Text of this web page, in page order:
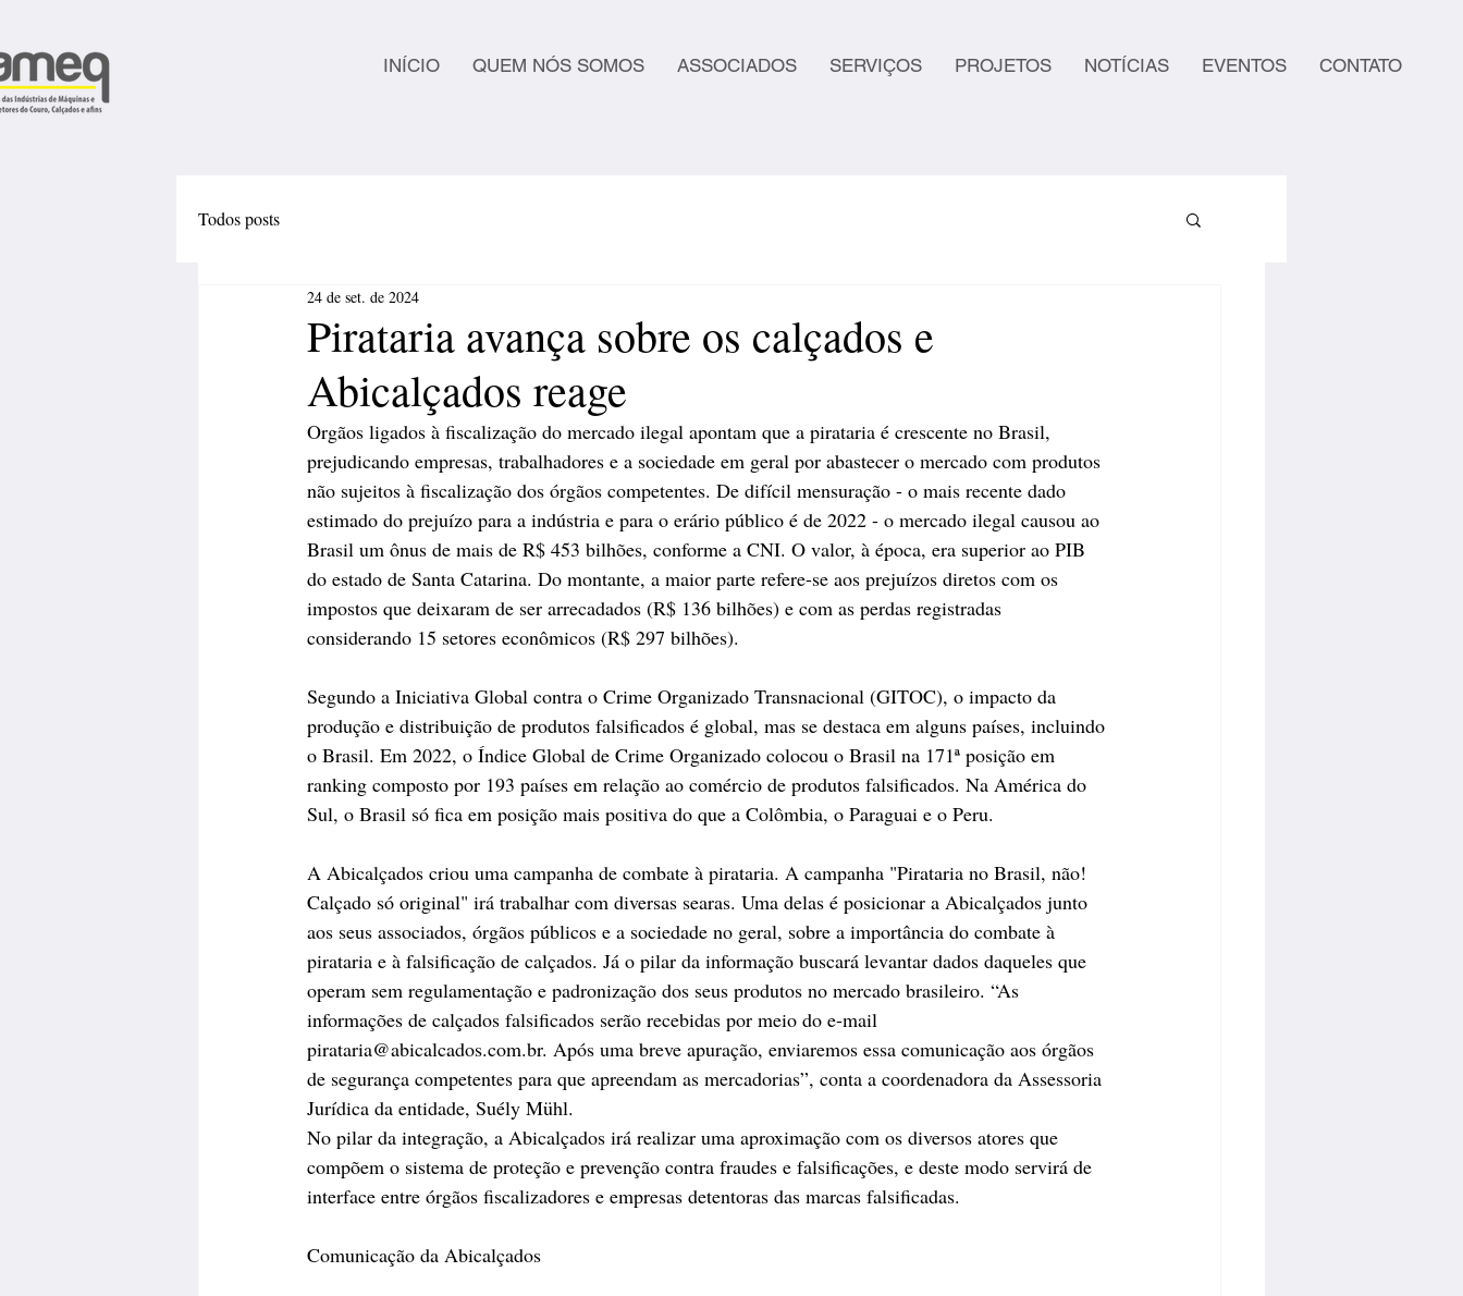
INÍCIO QUEM NÓS SOMOS ASSOCIADOS SERVIÇOS PROJETOS NOTÍCIAS EVENTOS CONTATO
Todos posts
Pirataria avança sobre os calçados e
Abicalçados reage
24 de set. de 2024
Orgãos ligados à fiscalização do mercado ilegal apontam que a pirataria é crescente no Brasil,
prejudicando empresas, trabalhadores e a sociedade em geral por abastecer o mercado com produtos
não sujeitos à fiscalização dos órgãos competentes. De difícil mensuração - o mais recente dado
estimado do prejuízo para a indústria e para o erário público é de 2022 - o mercado ilegal causou ao
Brasil um ônus de mais de R$ 453 bilhões, conforme a CNI. O valor, à época, era superior ao PIB
do estado de Santa Catarina. Do montante, a maior parte refere-se aos prejuízos diretos com os
impostos que deixaram de ser arrecadados (R$ 136 bilhões) e com as perdas registradas
considerando 15 setores econômicos (R$ 297 bilhões).
Segundo a Iniciativa Global contra o Crime Organizado Transnacional (GITOC), o impacto da
produção e distribuição de produtos falsificados é global, mas se destaca em alguns países, incluindo
o Brasil. Em 2022, o Índice Global de Crime Organizado colocou o Brasil na 171ª posição em
ranking composto por 193 países em relação ao comércio de produtos falsificados. Na América do
Sul, o Brasil só fica em posição mais positiva do que a Colômbia, o Paraguai e o Peru.
A Abicalçados criou uma campanha de combate à pirataria. A campanha "Pirataria no Brasil, não!
Calçado só original" irá trabalhar com diversas searas. Uma delas é posicionar a Abicalçados junto
aos seus associados, órgãos públicos e a sociedade no geral, sobre a importância do combate à
pirataria e à falsificação de calçados. Já o pilar da informação buscará levantar dados daqueles que
operam sem regulamentação e padronização dos seus produtos no mercado brasileiro. “As
informações de calçados falsificados serão recebidas por meio do e-mail
pirataria@abicalcados.com.br. Após uma breve apuração, enviaremos essa comunicação aos órgãos
de segurança competentes para que apreendam as mercadorias”, conta a coordenadora da Assessoria
Jurídica da entidade, Suély Mühl.
No pilar da integração, a Abicalçados irá realizar uma aproximação com os diversos atores que
compõem o sistema de proteção e prevenção contra fraudes e falsificações, e deste modo servirá de
interface entre órgãos fiscalizadores e empresas detentoras das marcas falsificadas.
Comunicação da Abicalçados